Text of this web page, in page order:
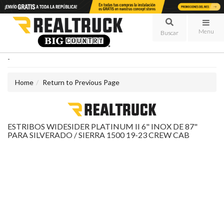
Menu
-
Home Return to Previous Page
ESTRIBOS WIDESIDER PLATINUM II 6" INOX DE 87"
PARA SILVERADO / SIERRA 1500 19-23 CREW CAB